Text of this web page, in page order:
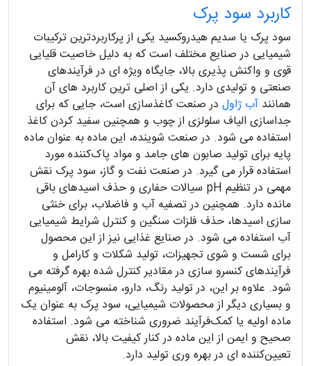
کاربرد سود پرک
سود پرک یا سدیم هیدروکسید یکی از پرکاربردترین ترکیبات
شیمیایی در صنایع مختلف است که به دلیل خاصیت قلیایی
قوی و واکنش‌ پذیری بالا، جایگاه ویژه‌ ای در فرآیندهای
صنعتی و تولیدی دارد. یکی از اصلی‌ ترین کاربرد های آن
همانند آب ژاول در صنعت کاغذسازی است، جایی که برای
جداسازی الیاف سلولزی از چوب و همچنین سفید کردن کاغذ
استفاده می‌ شود. در صنعت شوینده، این ماده به عنوان ماده
پایه برای تولید صابون‌ های جامد و مواد پاک‌کننده مورد
استفاده قرار می‌ گیرد. در صنعت نفت و گاز، سود پرک نقش
مهمی در تنظیم pH سیالات حفاری و حذف اسیدهای باقی‌
مانده دارد. همچنین در تصفیه آب و فاضلاب، برای خنثی‌
سازی اسیدها، حذف فلزات سنگین و کنترل شرایط شیمیایی
آب استفاده می‌ شود. در صنایع غذایی نیز از این محصول
برای شست‌ و شوی تجهیزات، تولید شکلات و کارامل و
فرآیندهای کنسرو سازی در مقادیر کنترل‌ شده بهره گرفته می‌
شود. علاوه بر این، در تولید رنگ، دارو، منسوجات، آلومینیوم
و بسیاری دیگر از محصولات شیمیایی، سود پرک به عنوان یک
ماده اولیه یا کمک‌فرآیند ضروری شناخته می‌ شود. استفاده
صحیح و ایمن از این ماده در کنار کیفیت بالا، نقش
تعیین‌کننده‌ ای در بهره‌ وری تولید دارد.